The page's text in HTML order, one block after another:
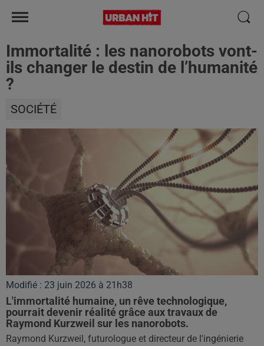
Immortalité : les nanorobots vont-
ils changer le destin de l’humanité
?
SOCIÉTÉ
Modifié : 23 juin 2026 à 21h38
L'immortalité humaine, un rêve technologique,
pourrait devenir réalité grâce aux travaux de
Raymond Kurzweil sur les nanorobots.
Raymond Kurzweil, futurologue et directeur de l'ingénierie